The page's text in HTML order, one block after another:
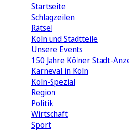
Startseite
Schlagzeilen
Rätsel
Köln und Stadtteile
Unsere Events
150 Jahre Kölner Stadt-
Karneval in Köln
Köln-Spezial
Region
Politik
Wirtschaft
Sport